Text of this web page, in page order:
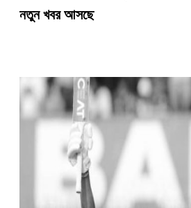
নতুন খবর আসছে